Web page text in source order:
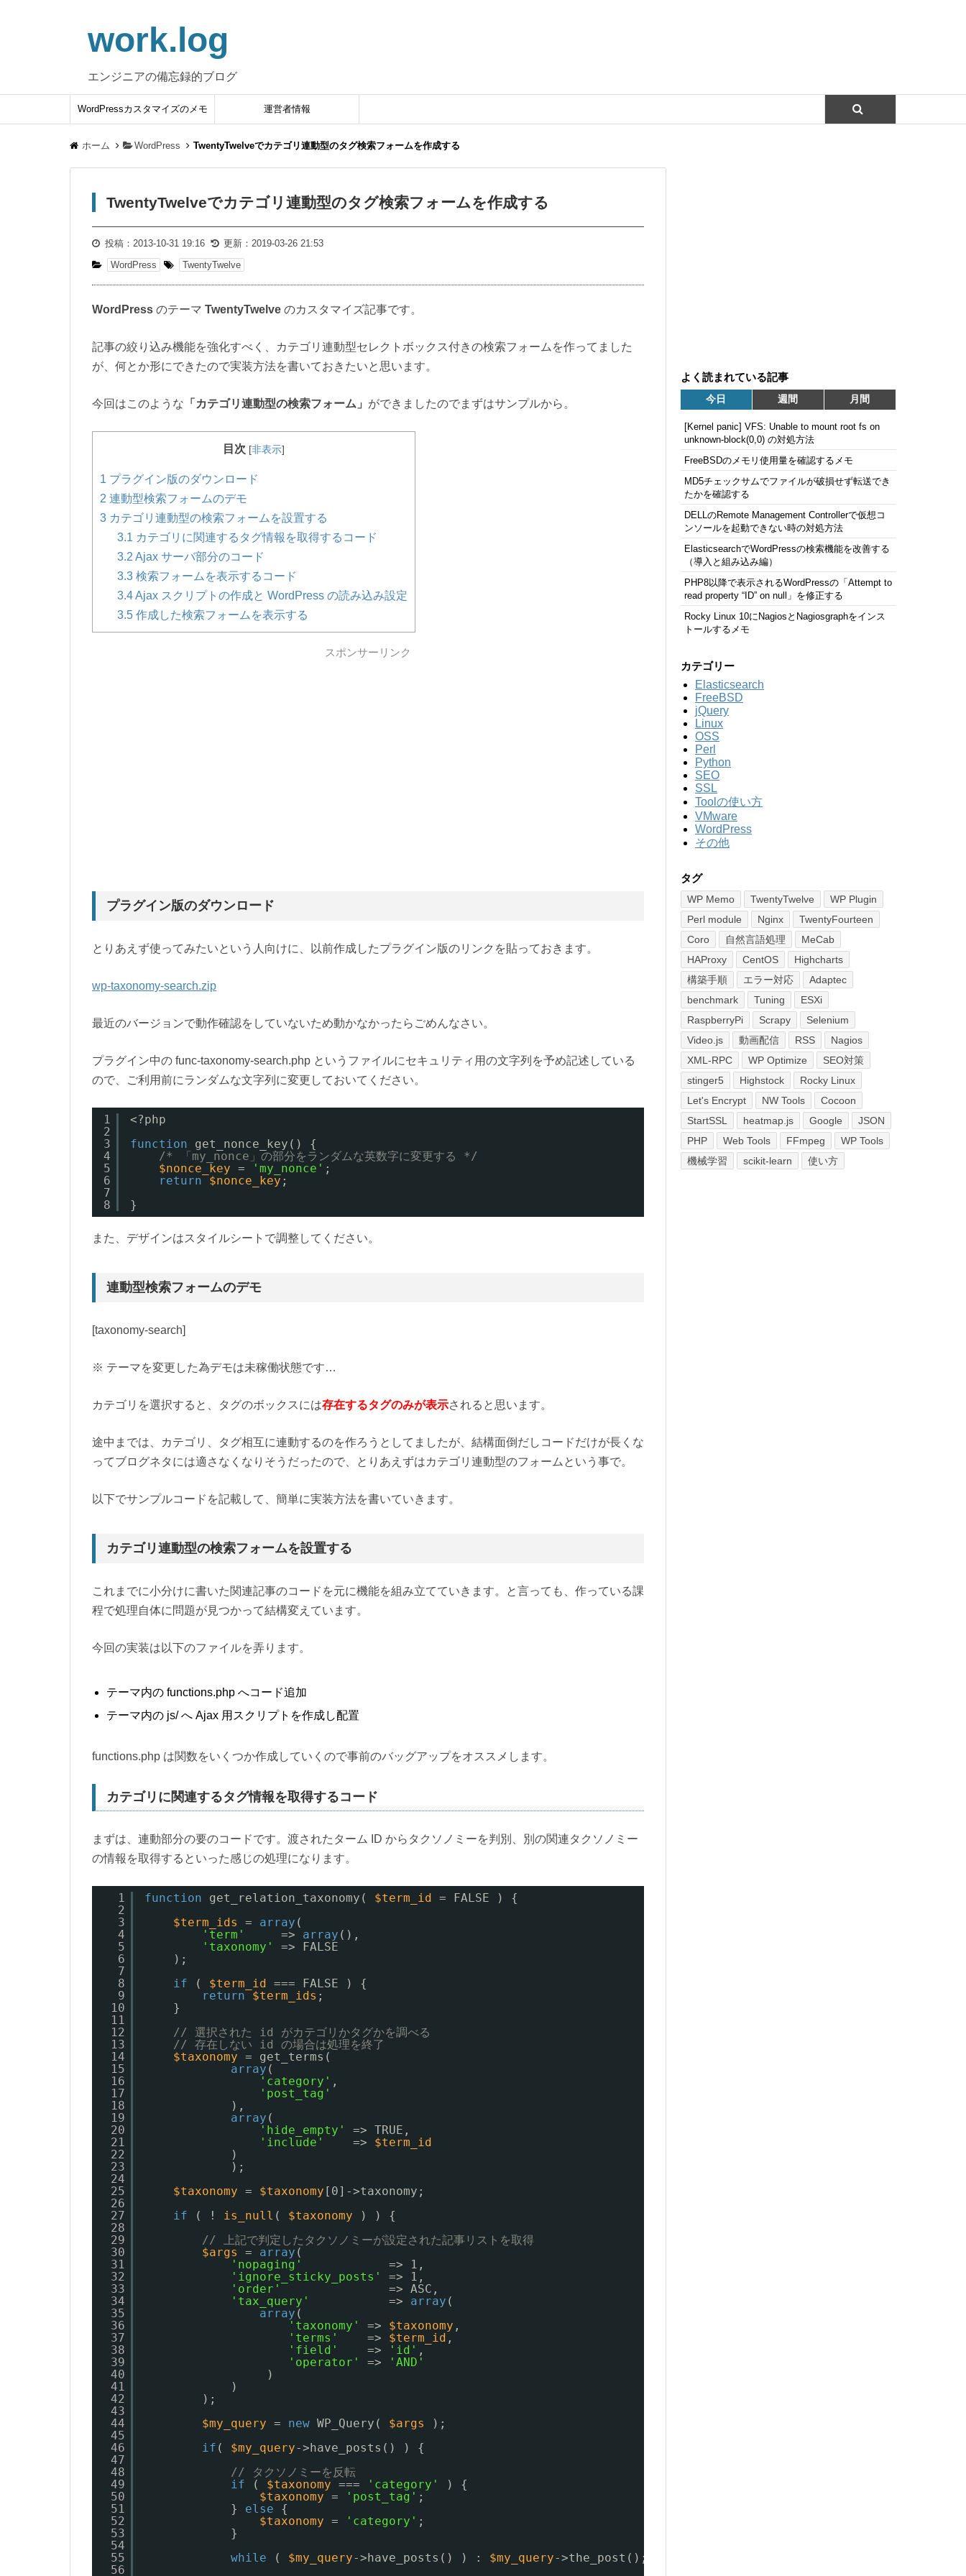
work.log
エンジニアの備忘録的ブログ
WordPressカスタマイズのメモ 運営者情報
ホーム WordPress TwentyTwelveでカテゴリ連動型のタグ検索フォームを作成する
TwentyTwelveでカテゴリ連動型のタグ検索フォームを作成する
投稿： 2013-10-31 19:16 更新： 2019-03-26 21:53
WordPress
TwentyTwelve
WordPress のテーマ TwentyTwelve のカスタマイズ記事です。
記事の絞り込み機能を強化すべく、カテゴリ連動型セレクトボックス付きの検索フォームを作ってました
が、何とか形にできたので実装方法を書いておきたいと思います。
今回はこのような 「カテゴリ連動型の検索フォーム」 ができましたのでまずはサンプルから。
目次 [非表示]
1 プラグイン版のダウンロード
2 連動型検索フォームのデモ
3 カテゴリ連動型の検索フォームを設置する
3.1 カテゴリに関連するタグ情報を取得するコード
3.2 Ajax サーバ部分のコード
3.3 検索フォームを表示するコード
3.4Ajax スクリプトの作成と WordPress の読み込み設定
3.5 作成した検索フォームを表示する
スポンサーリンク
プラグイン版のダウンロード
とりあえず使ってみたいという人向けに、以前作成したプラグイン版のリンクを貼っておきます。
wp-taxonomy-search.zip
最近のバージョンで動作確認をしていないため動かなかったらごめんなさい。
プラグイン中の func-taxonomy-search.php というファイルにセキュリティ用の文字列を予め記述している
ので、ご利用前にランダムな文字列に変更しておいてください。
1
2
3
4
5
6
7
8
<?php
function
get_nonce_key() {
/* 「my_nonce」の部分をランダムな英数字に変更する */
$nonce_key = 'my_nonce' ;
return
$nonce_key ;
}
また、デザインはスタイルシートで調整してください。
連動型検索フォームのデモ
[taxonomy-search]
※ テーマを変更した為デモは未稼働状態です…
カテゴリを選択すると、タグのボックスには存在するタグのみが表示されると思います。
途中までは、カテゴリ、タグ相互に連動するのを作ろうとしてましたが、結構面倒だしコードだけが長くな
ってブログネタには適さなくなりそうだったので、とりあえずはカテゴリ連動型のフォームという事で。
以下でサンプルコードを記載して、簡単に実装方法を書いていきます。
カテゴリ連動型の検索フォームを設置する
これまでに小分けに書いた関連記事のコードを元に機能を組み立てていきます。と言っても、作っている課
程で処理自体に問題が見つかって結構変えています。
今回の実装は以下のファイルを弄ります。
テーマ内の functions.php へコード追加
テーマ内の js/ へ Ajax 用スクリプトを作成し配置
functions.php は関数をいくつか作成していくので事前のバッグアップをオススメします。
カテゴリに関連するタグ情報を取得するコード
まずは、連動部分の要のコードです。渡されたターム ID からタクソノミーを判別、別の関連タクソノミー
の情報を取得するといった感じの処理になります。
1
2
3
4
5
6
7
8
9
10
11
12
13
14
15
16
17
18
19
20
21
22
23
24
25
26
27
28
29
30
31
32
33
34
35
36
37
38
39
40
41
42
43
44
45
46
47
48
49
50
51
52
53
54
55
56
function get_relation_taxonomy( $term_id
= FALSE ) {
$term_ids
= array (
'term'
=> array (),
'taxonomy'
=> FALSE
);
if
( $term_id
=== FALSE ) {
return
$term_ids ;
}
// 選択された id がカテゴリかタグかを調べる
// 存在しない id の場合は処理を終了
$taxonomy = get_terms(
array (
'category' ,
'post_tag'
),
array (
'hide_empty'
=> TRUE,
'include'
=> $term_id
)
);
$taxonomy = $taxonomy [0]->taxonomy;
if
( ! is_null ( $taxonomy
) ) {
// 上記で判定したタクソノミーが設定された記事リストを取得
$args
= array (
'nopaging'
=> 1,
'ignore_sticky_posts'
=> 1,
'order'
=> ASC,
'tax_query'
=> array (
array (
'taxonomy'
=> $taxonomy ,
'terms'
=> $term_id ,
'field'
=> 'id' ,
'operator'
=>
'AND'
)
)
);
$my_query = new WP_Query( $args
);
if ( $my_query->have_posts() ) {
// タクソノミーを反転
if
( $taxonomy === 'category'
) {
$taxonomy = 'post_tag' ;
} else
{
$taxonomy = 'category' ;
}
while
( $my_query->have_posts() ) : $my_query->the_post();
よく読まれている記事
今日 週間 月間
[Kernel panic] VFS: Unable to mount root fs on
unknown-block(0,0) の対処方法
FreeBSDのメモリ使用量を確認するメモ
MD5チェックサムでファイルが破損せず転送でき
たかを確認する
DELLのRemote Management Controllerで仮想コ
ンソールを起動できない時の対処方法
ElasticsearchでWordPressの検索機能を改善する
（導入と組み込み編）
PHP8以降で表示されるWordPressの「Attempt to
read property “ID” on null」を修正する
Rocky Linux 10にNagiosとNagiosgraphをインス
トールするメモ
カテゴリー
Elasticsearch
FreeBSD
jQuery
Linux
OSS
Perl
Python
SEO
SSL
Toolの使い方
VMware
WordPress
その他
タグ
WP Memo TwentyTwelve
WP Plugin
Perl module
Nginx
TwentyFourteen
Coro
自然言語処理
MeCab
HAProxy
CentOS
Highcharts
構築手順
エラー対応
Adaptec
benchmark
Tuning
ESXi
RaspberryPi
Scrapy
Selenium
Video.js
動画配信 RSS
Nagios
XML-RPC
WP Optimize
SEO対策
stinger5
Highstock
Rocky Linux
Let's Encrypt
NW Tools
Cocoon
StartSSL
heatmap.js Google
JSON
PHP
Web Tools FFmpeg
WP Tools
機械学習
scikit-learn 使い方